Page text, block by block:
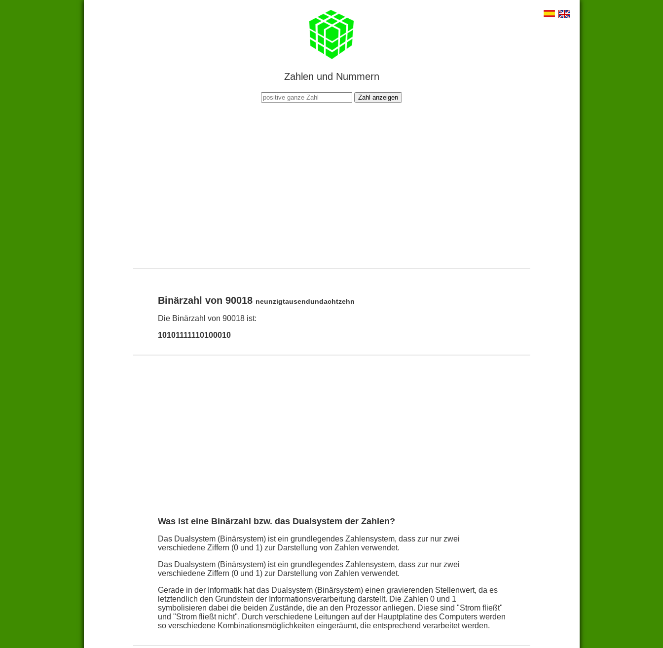
Zahlen und Nummern
Zahl anzeigen
Binärzahl von 90018 neunzigtausendundachtzehn
Die Binärzahl von 90018 ist:
10101111110100010
Was ist eine Binärzahl bzw. das Dualsystem der Zahlen?
Das Dualsystem (Binärsystem) ist ein grundlegendes Zahlensystem, dass zur nur zwei
verschiedene Ziffern (0 und 1) zur Darstellung von Zahlen verwendet.
Das Dualsystem (Binärsystem) ist ein grundlegendes Zahlensystem, dass zur nur zwei
verschiedene Ziffern (0 und 1) zur Darstellung von Zahlen verwendet.
Gerade in der Informatik hat das Dualsystem (Binärsystem) einen gravierenden Stellenwert, da es
letztendlich den Grundstein der Informationsverarbeitung darstellt. Die Zahlen 0 und 1
symbolisieren dabei die beiden Zustände, die an den Prozessor anliegen. Diese sind "Strom fließt"
und "Strom fließt nicht". Durch verschiedene Leitungen auf der Hauptplatine des Computers werden
so verschiedene Kombinationsmöglichkeiten eingeräumt, die entsprechend verarbeitet werden.